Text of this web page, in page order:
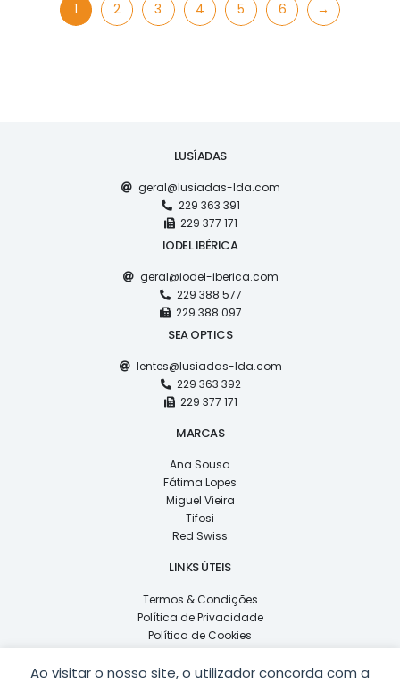
Ao visitar o nosso site, o utilizador concorda com a
1 2 3 4 5 6 →
LUSÍADAS
geral@lusiadas-lda.com
229 363 391
229 377 171
IODEL IBÉRICA
geral@iodel-iberica.com
229 388 577
229 388 097
SEA OPTICS
lentes@lusiadas-lda.com
229 363 392
229 377 171
MARCAS
Ana Sousa
Fátima Lopes
Miguel Vieira
Tifosi
Red Swiss
LINKS ÚTEIS
Termos & Condições
Política de Privacidade
Política de Cookies
Livro de Reclamações